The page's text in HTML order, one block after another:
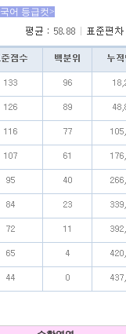
어 등급컷>